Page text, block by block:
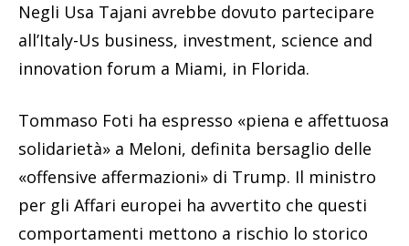
Negli Usa Tajani avrebbe dovuto partecipare
all’Italy-Us business, investment, science and
innovation forum a Miami, in Florida.
Tommaso Foti ha espresso «piena e affettuosa
solidarietà» a Meloni, definita bersaglio delle
«offensive affermazioni» di Trump. Il ministro
per gli Affari europei ha avvertito che questi
comportamenti mettono a rischio lo storico